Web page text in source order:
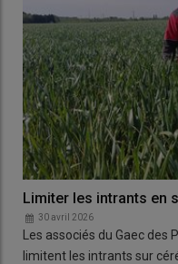
Limiter les intrants en
30 avril 2026
Les associés du Gaec
limitent les intrants sur